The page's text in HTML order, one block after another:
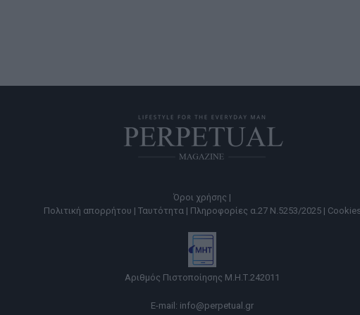
Όροι χρήσης |
Πολιτική απορρήτου | Ταυτότητα | Πληροφορίες α.27 Ν.5253/2025 |
Αριθμός Πιστοποίησης Μ.Η.Τ.242011
E-mail: info@perpetual.gr